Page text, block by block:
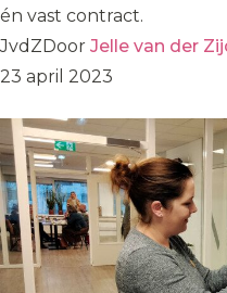
én vast contract.
JvdZDoor Jelle van der
23 april 2023